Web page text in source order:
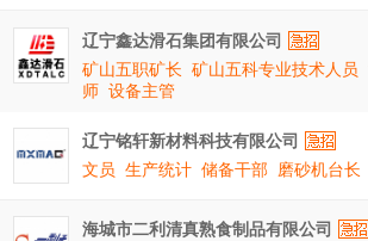
辽宁鑫达滑石集团有限公司
矿山五职矿长 矿山五科专业技术人员
师 设备主管
辽宁铭轩新材料科技有限公司
文员 生产统计 储备干部 磨砂机台长
海城市二利清真熟食制品有限公司